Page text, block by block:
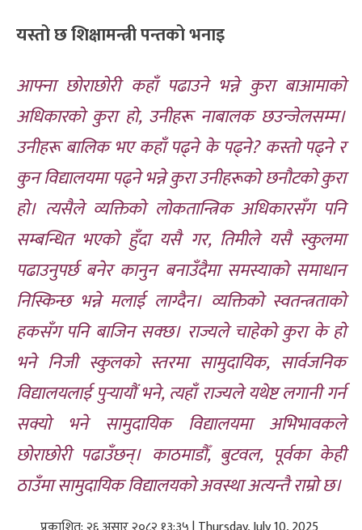
यस्तो छ शिक्षामन्त्री पन्तको भनाइ
आफ्ना छोराछोरी कहाँ पढाउने भन्ने कुरा बाआमाको
अधिकारको कुरा हो, उनीहरू नाबालक छउन्जेलसम्म।
उनीहरू बालिक भए कहाँ पढ्ने के पढ्ने? कस्तो पढ्ने र
कुन विद्यालयमा पढ्ने भन्ने कुरा उनीहरूको छनौटको कुरा
हो। त्यसैले व्यक्तिको लोकतान्त्रिक अधिकारसँग पनि
सम्बन्धित भएको हुँदा यसै गर, तिमीले यसै स्कुलमा
पढाउनुपर्छ बनेर कानुन बनाउँदैमा समस्याको समाधान
निस्किन्छ भन्ने मलाई लाग्दैन। व्यक्तिको स्वतन्त्रताको
हकसँग पनि बाजिन सक्छ। राज्यले चाहेको कुरा के हो
भने निजी स्कुलको स्तरमा सामुदायिक, सार्वजनिक
विद्यालयलाई पुर्‍यायौं भने, त्यहाँ राज्यले यथेष्ट लगानी गर्न
सक्यो भने सामुदायिक विद्यालयमा अभिभावकले
छोराछोरी पढाउँछन्। काठमाडौँ, बुटवल, पूर्वका केही
ठाउँमा सामुदायिक विद्यालयको अवस्था अत्यन्तै राम्रो छ।